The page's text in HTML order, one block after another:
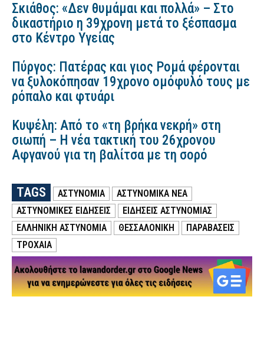
Σκιάθος: «Δεν θυμάμαι και πολλά» – Στο
δικαστήριο η 39χρονη μετά το ξέσπασμα
στο Κέντρο Υγείας
Πύργος: Πατέρας και γιος Ρομά φέρονται
να ξυλοκόπησαν 19χρονο ομόφυλό τους με
ρόπαλο και φτυάρι
Κυψέλη: Από το «τη βρήκα νεκρή» στη
σιωπή – Η νέα τακτική του 26χρονου
Αφγανού για τη βαλίτσα με τη σορό
TAGS ΑΣΤΥΝΟΜΙΑ
ΑΣΤΥΝΟΜΙΚΑ ΝΕΑ
ΑΣΤΥΝΟΜΙΚΕΣ ΕΙΔΗΣΕΙΣ
ΕΙΔΗΣΕΙΣ ΑΣΤΥΝΟΜΙΑΣ
ΕΛΛΗΝΙΚΗ ΑΣΤΥΝΟΜΙΑ
ΘΕΣΣΑΛΟΝΙΚΗ
ΠΑΡΑΒΑΣΕΙΣ
ΤΡΟΧΑΙΑ